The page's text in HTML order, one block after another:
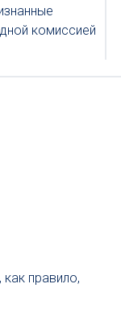
комиссией
правило,